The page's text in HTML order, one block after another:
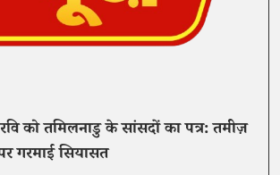
को तमिलनाडु के सांसदों का पत्र: तमीज़
गरमाई सियासत